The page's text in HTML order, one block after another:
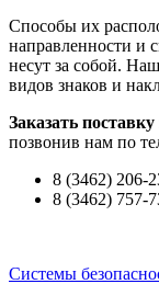
Способы их
направленности и
несут за собой.
видов знаков и
Заказать
позвонив нам по
8 (3462) 206-
8 (3462) 757-
Системы